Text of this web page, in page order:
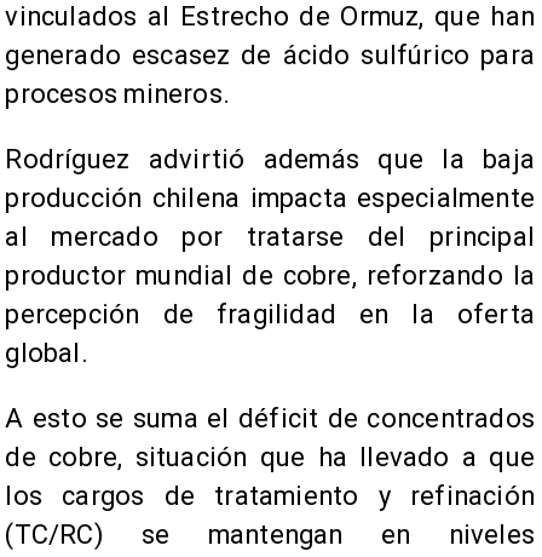
vinculados al Estrecho de Ormuz, que han
generado escasez de ácido sulfúrico para
procesos mineros.
Rodríguez advirtió además que la baja
producción chilena impacta especialmente
al mercado por tratarse del principal
productor mundial de cobre, reforzando la
percepción de fragilidad en la oferta
global.
A esto se suma el déficit de concentrados
de cobre, situación que ha llevado a que
los cargos de tratamiento y refinación
(TC/RC) se mantengan en niveles